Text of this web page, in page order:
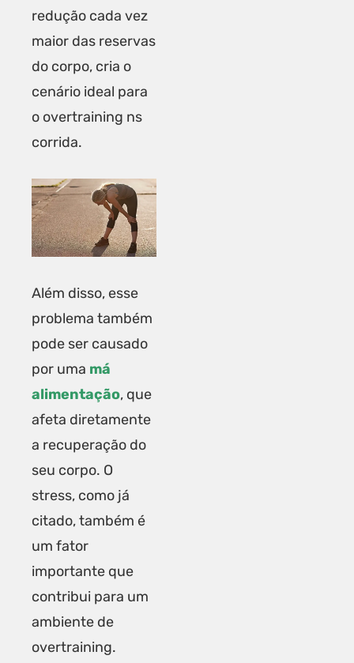
redução cada vez
maior das reservas
do corpo, cria o
cenário ideal para
o overtraining ns
corrida.
Além disso, esse
problema também
pode ser causado
por uma má
alimentação, que
afeta diretamente
a recuperação do
seu corpo. O
stress, como já
citado, também é
um fator
importante que
contribui para um
ambiente de
overtraining.